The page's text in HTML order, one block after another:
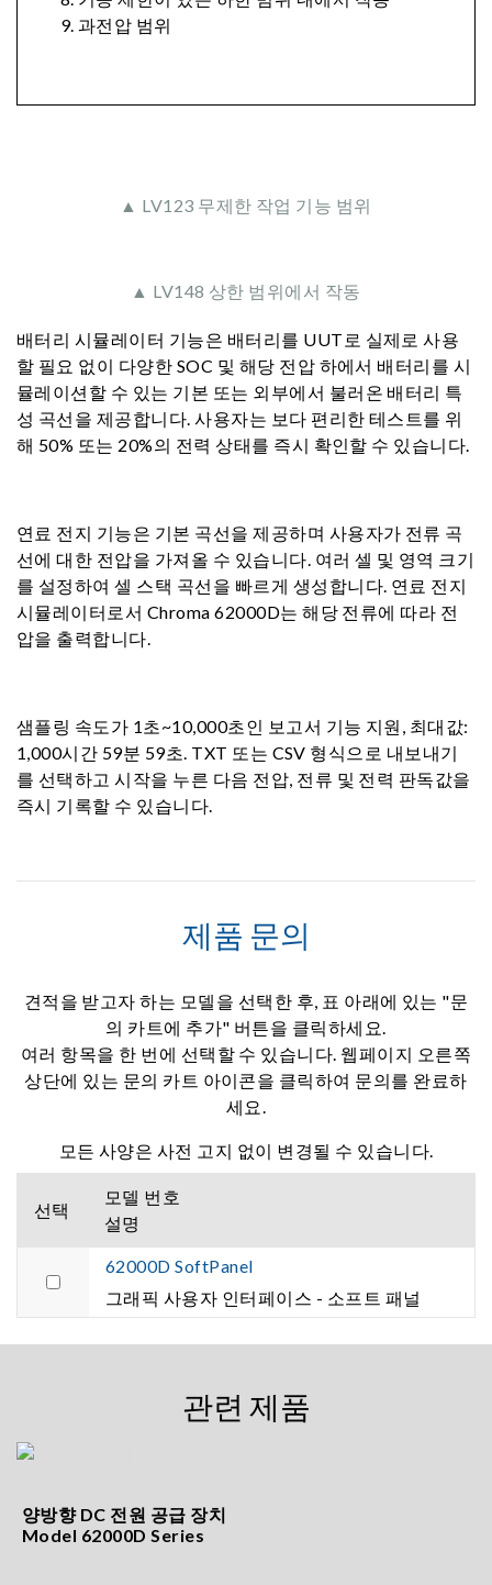
과전압 범위
▲ LV123 무제한 작업 기능 범위
▲ LV148 상한 범위에서 작동
배터리 시뮬레이터 기능은 배터리를 UUT로 실제로 사용
할 필요 없이 다양한 SOC 및 해당 전압 하에서 배터리를 시
뮬레이션할 수 있는 기본 또는 외부에서 불러온 배터리 특
성 곡선을 제공합니다. 사용자는 보다 편리한 테스트를 위
해 50% 또는 20%의 전력 상태를 즉시 확인할 수 있습니다.
연료 전지 기능은 기본 곡선을 제공하며 사용자가 전류 곡
선에 대한 전압을 가져올 수 있습니다. 여러 셀 및 영역 크기
를 설정하여 셀 스택 곡선을 빠르게 생성합니다. 연료 전지
시뮬레이터로서 Chroma 62000D는 해당 전류에 따라 전
압을 출력합니다.
샘플링 속도가 1초~10,000초인 보고서 기능 지원, 최대값:
1,000시간 59분 59초. TXT 또는 CSV 형식으로 내보내기
를 선택하고 시작을 누른 다음 전압, 전류 및 전력 판독값을
즉시 기록할 수 있습니다.
제품 문의
견적을 받고자 하는 모델을 선택한 후, 표 아래에 있는 "문
의 카트에 추가" 버튼을 클릭하세요.
여러 항목을 한 번에 선택할 수 있습니다. 웹페이지 오른쪽
상단에 있는 문의 카트 아이콘을 클릭하여 문의를 완료하
세요.
모든 사양은 사전 고지 없이 변경될 수 있습니다.
선택
모델 번호
설명
62000D SoftPanel
그래픽 사용자 인터페이스 - 소프트 패널
관련 제품
양방향 DC 전원 공급 장치
Model 62000D Series